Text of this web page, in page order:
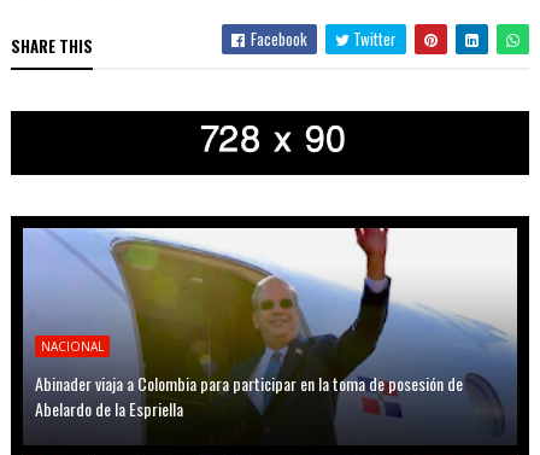
SHARE THIS Facebook Twitter
NACIONAL
Abinader viaja a Colombia para participar en la toma de posesión de
Abelardo de la Espriella